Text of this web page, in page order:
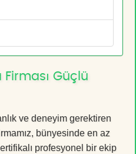
Güçlü
ve deneyim gerektiren
bünyesinde en az
profesyonel bir ekip